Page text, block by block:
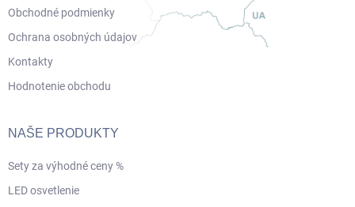
Obchodné podmienky
Ochrana osobných údajov
Kontakty
Hodnotenie obchodu
NAŠE PRODUKTY
Sety za výhodné ceny %
LED osvetlenie